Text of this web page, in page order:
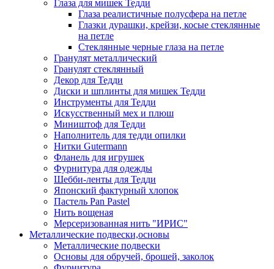
Глаза для мишек Тедди
Глаза реалистичные полусфера на петле
Глазки дурашки, крейзи, косые стеклянные
на петле
Стеклянные черные глаза на петле
Гранулят металлический
Гранулят стеклянный
Декор для Тедди
Диски и шплинты для мишек Тедди
Инструменты для Тедди
Искусственный мех и плюш
Миништоф для Тедди
Наполнитель для тедди опилки
Нитки Gutermann
Фланель для игрушек
Фурнитура для одежды
Шебби-ленты для Тедди
Японский фактурный хлопок
Пастель Pan Pastel
Нить вощеная
Мерсеризованная нить "ИРИС"
Металлические подвески,основы
Металлические подвески
Основы для обручей, брошей, заколок